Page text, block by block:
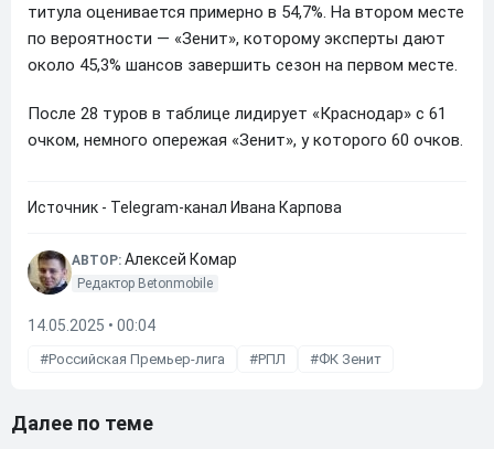
титула оценивается примерно в 54,7%. На втором месте
по вероятности — «Зенит», которому эксперты дают
около 45,3% шансов завершить сезон на первом месте.
После 28 туров в таблице лидирует «Краснодар» с 61
очком, немного опережая «Зенит», у которого 60 очков.
Источник - Telegram-канал Ивана Карпова
АВТОР: Алексей Комар
Редактор Betonmobile
14.05.2025 • 00:04
Российская Премьер-лига РПЛ ФК Зенит
Далее по теме